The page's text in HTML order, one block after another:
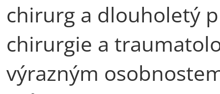
chirurg a dlouholetý
chirurgie a
výrazným